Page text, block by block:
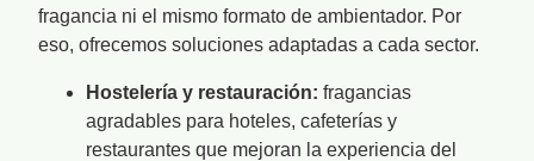
fragancia ni el mismo formato de ambientador. Por
eso, ofrecemos soluciones adaptadas a cada sector.
Hostelería y restauración: fragancias
agradables para hoteles, cafeterías y
restaurantes que mejoran la experiencia del